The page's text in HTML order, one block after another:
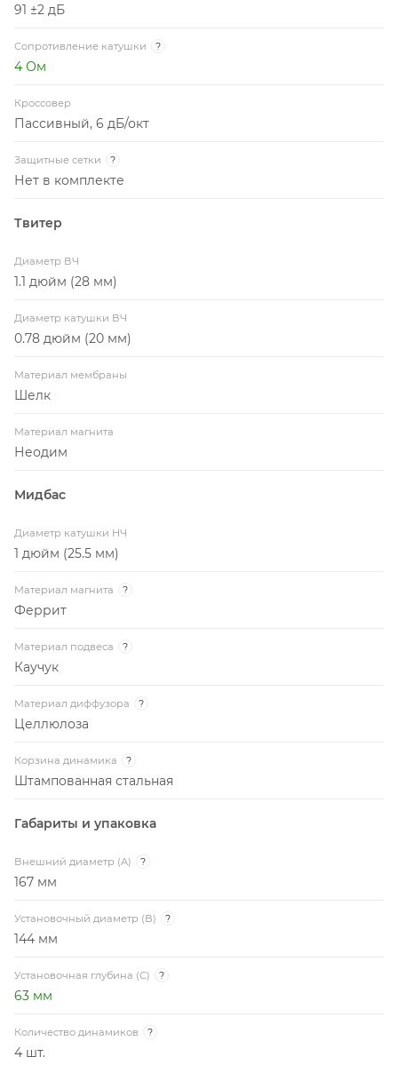
91 ±2 дБ
Сопротивление катушки ?
4 Ом
Кроссовер
Пассивный, 6 дБ/окт
Защитные сетки ?
Нет в комплекте
Твитер
Диаметр ВЧ
1.1 дюйм (28 мм)
Диаметр катушки ВЧ
0.78 дюйм (20 мм)
Материал мембраны
Шелк
Материал магнита
Неодим
Мидбас
Диаметр катушки НЧ
1 дюйм (25.5 мм)
Материал магнита ?
Феррит
Материал подвеса ?
Каучук
Материал диффузора ?
Целлюлоза
Корзина динамика ?
Штампованная стальная
Габариты и упаковка
Внешний диаметр (A) ?
167 мм
Установочный диаметр (B) ?
144 мм
Установочная глубина (C) ?
63 мм
Количество динамиков ?
4 шт.